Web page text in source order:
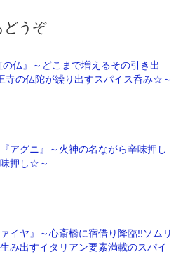
どうぞ
の仏』～どこまで増えるその引き出
寺の仏陀が繰り出すスパイス呑み☆～
『アグニ』～火神の名ながら辛味押し
押し☆～
ァイヤ』～心斎橋に宿借り降臨!!ソムリ
み出すイタリアン要素満載のスパイ